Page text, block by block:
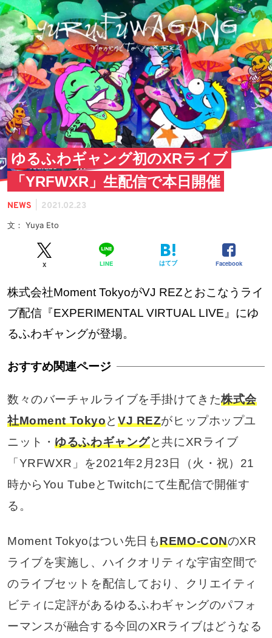
ゆるふわギャング初のXRライブ
「YRFWXR」生配信で本日開催
NEWS 2021.02.23
文： Yuya Eto
X LINE はてブ Facebook
株式会社Moment TokyoがVJ REZとおこなうライ
ブ配信『EXPERIMENTAL VIRTUAL LIVE』にゆ
るふわギャングが登場。
数々のバーチャルライブを手掛けてきた株式会
社Moment Tokyoと VJ REZがヒップホップユ
ニット・ゆるふわギャングと共にXRライブ
「YRFWXR」を2021年2月23日（火・祝）21
時からYou TubeとTwitchにて生配信で開催す
る。
Moment Tokyoはつい先日もREMO-CONのXR
ライブを実施し、ハイクオリティな宇宙空間で
のライブセットを配信しており、クリエイティ
ビティに定評があるゆるふわギャングのパフォ
ーマンスが融合する今回のXRライブはどうなる